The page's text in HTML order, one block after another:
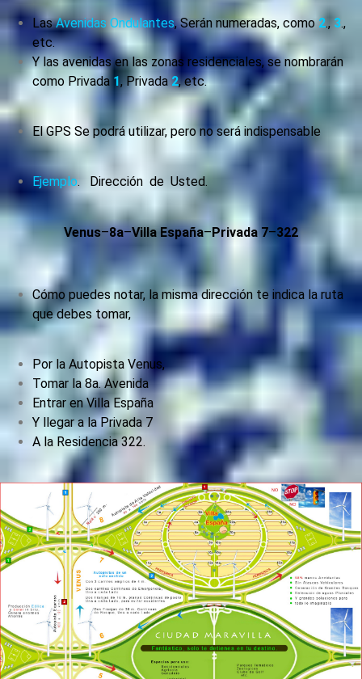
LasAvenidas Ondulantes, Serán numeradas, como2., 3.,
etc.
Y las avenidas en las zonas residenciales, se nombrarán
como Privada 1, Privada 2, etc.
El GPS Se podrá utilizar, pero no será indispensable
Ejemplo. Dirección de Usted.
Venus–8a–Villa España–Privada 7–322
Cómo puedes notar, la misma dirección te indica la ruta
que debes tomar,
Por la Autopista Venus,
Tomar la 8a. Avenida
Entrar en Villa España
Y llegar a la Privada 7
A la Residencia 322.